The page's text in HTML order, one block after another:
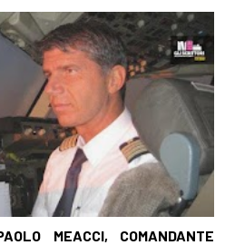
MEACCI, COMANDANTE